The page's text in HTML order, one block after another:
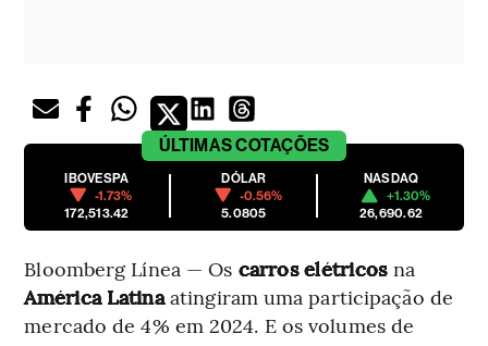
ÚLTIMASCOTAÇÕES
IBOVESPA
-1.73%
172,513.42
DÓLAR
-0.56%
5.0805
NASDAQ
+1.30%
26,690.62
Bloomberg Línea — Os carros elétricos na
América Latinaatingiram uma participação de
mercado de 4% em 2024. E os volumes de